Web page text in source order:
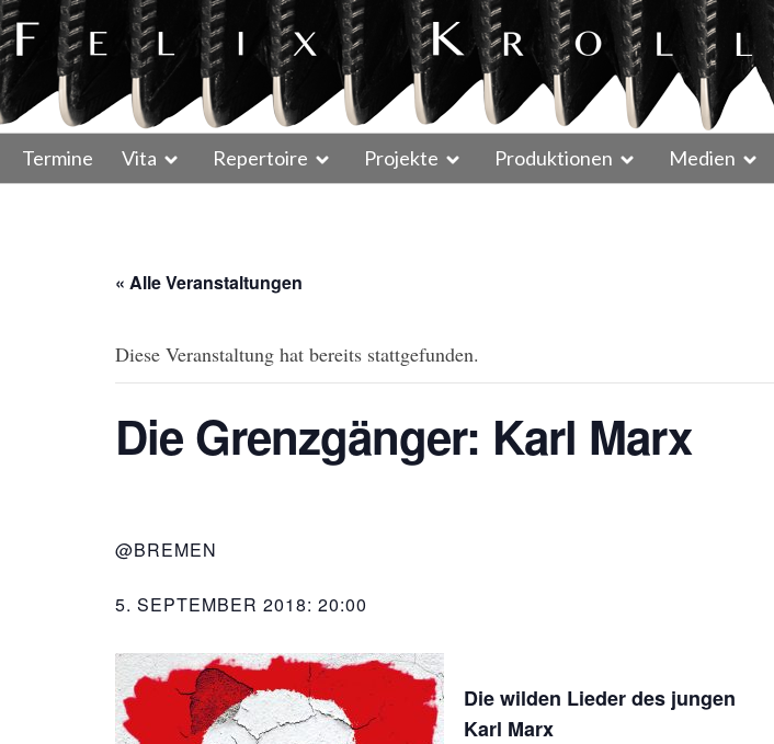
Termine Vita Repertoire Projekte Produktionen Medien
« Alle Veranstaltungen
Diese Veranstaltung hat bereits stattgefunden.
Die Grenzgänger: Karl Marx
@BREMEN
5. SEPTEMBER 2018: 20:00
Die wilden Lieder des jungen
Karl Marx